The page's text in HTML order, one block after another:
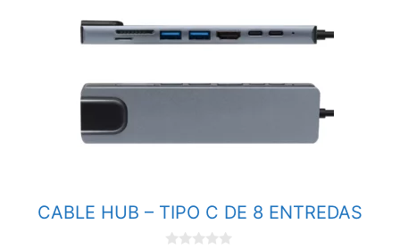
CABLE HUB – TIPO C DE 8 ENTREDAS